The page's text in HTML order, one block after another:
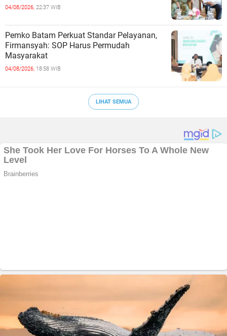
04/08/2026, 22:37 WIB
Pemko Batam Perkuat Standar Pelayanan,
Firmansyah: SOP Harus Permudah
Masyarakat
04/08/2026, 18:58 WIB
LIHAT SEMUA